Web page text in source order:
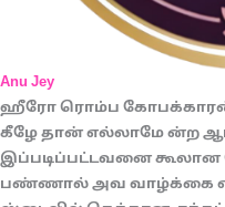
Anu Jey
ஹீரோ ரொம்ப
கீழே தான் எல்லாமே ன்ற
இப்படிப்பட்டவனை
பண்ணால் அவ வாழ்க்கை